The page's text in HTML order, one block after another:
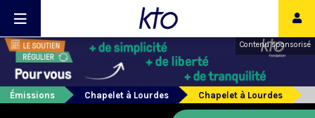
Contenu sponsorisé
Émissions Chapelet à Lourdes Chapelet à Lourdes